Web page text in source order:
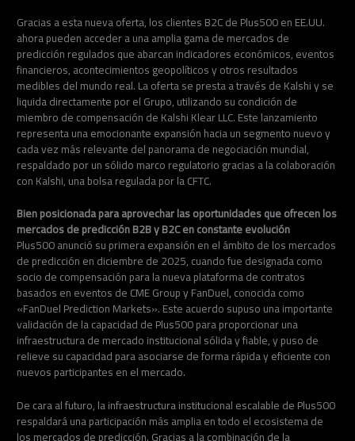
Gracias a esta nueva oferta, los clientes B2C de Plus500 en EE.UU.
ahora pueden acceder a una amplia gama de mercados de
predicción regulados que abarcan indicadores económicos, eventos
financieros, acontecimientos geopolíticos y otros resultados
medibles del mundo real. La oferta se presta a través de Kalshi y se
liquida directamente por el Grupo, utilizando su condición de
miembro de compensación de Kalshi Klear LLC. Este lanzamiento
representa una emocionante expansión hacia un segmento nuevo y
cada vez más relevante del panorama de negociación mundial,
respaldado por un sólido marco regulatorio gracias a la colaboración
con Kalshi, una bolsa regulada por la CFTC.
Bien posicionada para aprovechar las oportunidades que ofrecen los
mercados de predicción B2B y B2C en constante evolución
Plus500 anunció su primera expansión en el ámbito de los mercados
de predicción en diciembre de 2025, cuando fue designada como
socio de compensación para la nueva plataforma de contratos
basados en eventos de CME Group y FanDuel, conocida como
«FanDuel Prediction Markets». Este acuerdo supuso una importante
validación de la capacidad de Plus500 para proporcionar una
infraestructura de mercado institucional sólida y fiable, y puso de
relieve su capacidad para asociarse de forma rápida y eficiente con
nuevos participantes en el mercado.
De cara al futuro, la infraestructura institucional escalable de Plus500
respaldará una participación más amplia en todo el ecosistema de